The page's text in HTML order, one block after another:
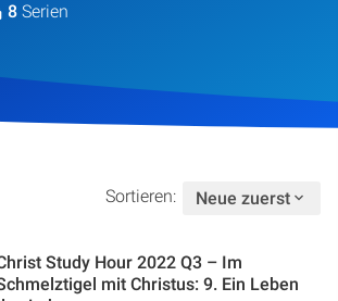
8 Serien
Sortieren: Neue zuerst
Study Hour 2022 Q3 – Im
mit Christus: 9. Ein Leben
Studienzentrum
Spenden